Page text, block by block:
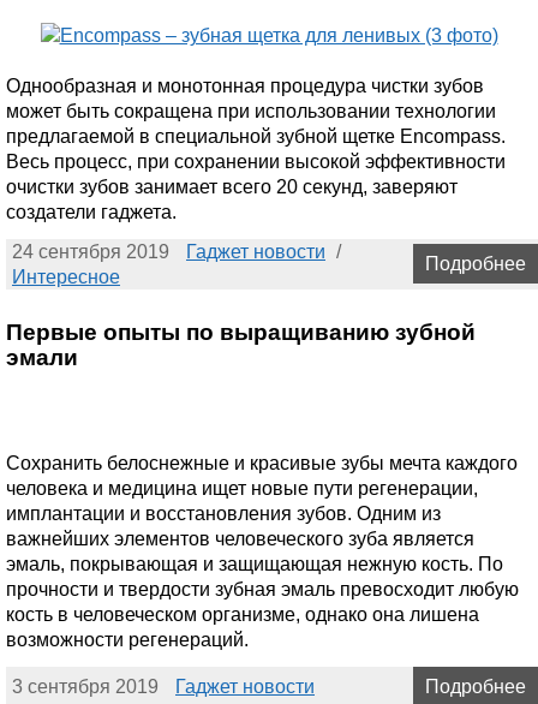
Однообразная и монотонная процедура чистки зубов
может быть сокращена при использовании технологии
предлагаемой в специальной зубной щетке Encompass.
Весь процесс, при сохранении высокой эффективности
очистки зубов занимает всего 20 секунд, заверяют
создатели гаджета.
24 сентября 2019
Гаджет новости /
Интересное
Подробнее
Первые опыты по выращиванию зубной
эмали
Сохранить белоснежные и красивые зубы мечта каждого
человека и медицина ищет новые пути регенерации,
имплантации и восстановления зубов. Одним из
важнейших элементов человеческого зуба является
эмаль, покрывающая и защищающая нежную кость. По
прочности и твердости зубная эмаль превосходит любую
кость в человеческом организме, однако она лишена
возможности регенераций.
3 сентября 2019 Гаджет новости Подробнее